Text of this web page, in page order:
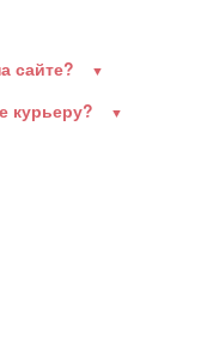
сайте?
курьеру?